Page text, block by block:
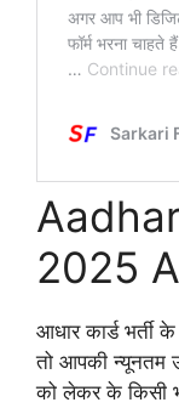
2025
आधार कार्ड भर्ती
तो आपकी न्यूनतम
को लेकर के किसी